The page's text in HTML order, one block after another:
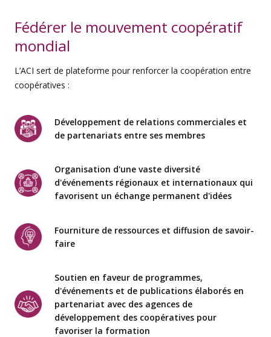
Fédérer le mouvement coopératif
mondial
L’ACI sert de plateforme pour renforcer la coopération entre
coopératives :
Développement de relations commerciales et
de partenariats entre ses membres
Organisation d'une vaste diversité
d'événements régionaux et internationaux qui
favorisent un échange permanent d'idées
Fourniture de ressources et diffusion de savoir-
faire
Soutien en faveur de programmes,
d'événements et de publications élaborés en
partenariat avec des agences de
développement des coopératives pour
favoriser la formation